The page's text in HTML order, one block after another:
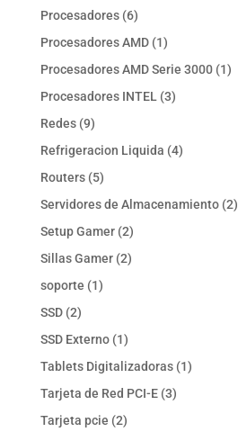
productos
Procesadores 66
productos
Procesadores AMD 11
producto
Procesadores AMD Serie 3000 11
Procesadores INTEL 33
Redes 99
productos
Refrigeracion Liquida 44
Routers 55
productos
Servidores de Almacenamiento 22
Setup Gamer 22
productos
Sillas Gamer 22
soporte 11
SSD 22
productos
SSD Externo 11
producto
Tablets Digitalizadoras 11
Tarjeta de Red PCI-E 33
Tarjeta pcie 22